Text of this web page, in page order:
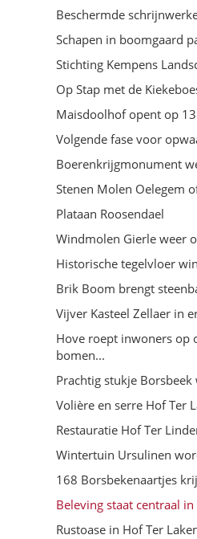
Beschermde
Schapen in boomgaard
Stichting Kempens
Op Stap met de
Maisdoolhof opent op
Volgende fase voor
Boerenkrijgmonument
Stenen Molen Oelegem
Plataan Roosendael
Windmolen Gierle weer
Historische tegelvloer
Brik Boom brengt
Vijver Kasteel Zellaer in
Hove roept inwoners op
bomen...
Prachtig stukje Borsbeek
Volière en serre Hof Ter
Restauratie Hof Ter
Wintertuin Ursulinen
168 Borsbekenaartjes
Beleving staat centraal
Rustoase in Hof Ter